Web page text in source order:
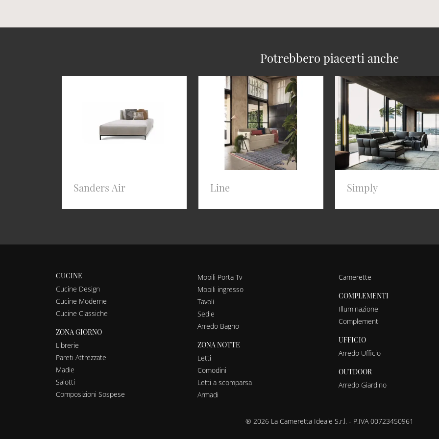
Potrebbero piacerti anche
Sanders Air Line Simply
CUCINE
Cucine Design
Cucine Moderne
Cucine Classiche
ZONA GIORNO
Librerie
Pareti Attrezzate
Madie
Salotti
Composizioni Sospese
Mobili Porta Tv
Mobili ingresso
Tavoli
Sedie
Arredo Bagno
ZONA NOTTE
Letti
Comodini
Letti a scomparsa
Armadi
Camerette
COMPLEMENTI
Illuminazione
Complementi
UFFICIO
Arredo Ufficio
OUTDOOR
Arredo Giardino
® 2026 La Cameretta Ideale S.r.l. - P.IVA 00723450961